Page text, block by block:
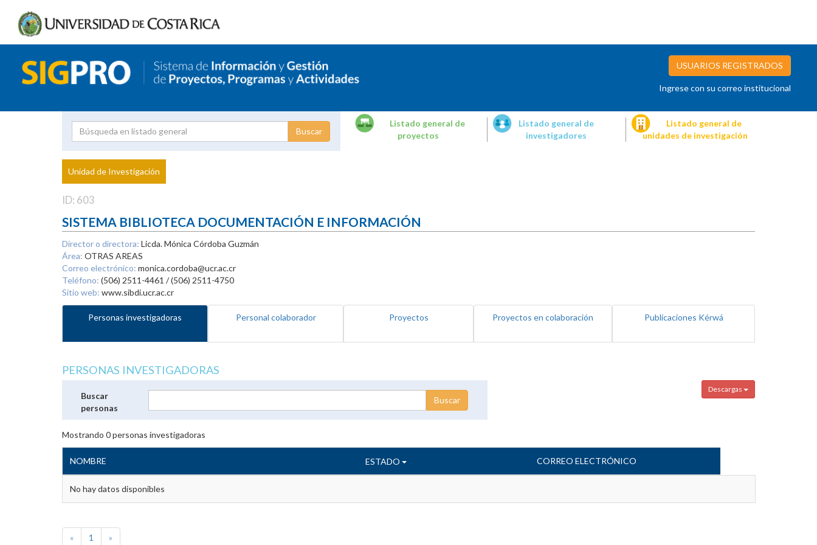
USUARIOS REGISTRADOS
Ingrese con su correo institucional
Proyecto
Investigador
Listado general de
proyectos
Listado general de
investigadores
Listado general de
unidades de investigación
Unidad de Investigación
ID: 603
SISTEMA BIBLIOTECA DOCUMENTACIÓN E INFORMACIÓN
Director o directora: Licda. Mónica Córdoba Guzmán
Área: OTRAS AREAS
Correo electrónico: monica.cordoba@ucr.ac.cr
Teléfono: (506) 2511-4461 / (506) 2511-4750
Sitio web: www.sibdi.ucr.ac.cr
Personas investigadoras Personal colaborador Proyectos Proyectos en colaboración Publicaciones Kérwá
PERSONAS INVESTIGADORAS
Descargas
Buscar
personas
Mostrando 0personas investigadoras
NOMBRE ESTADO CORREO ELECTRÓNICO
No hay datos disponibles
« 1 »